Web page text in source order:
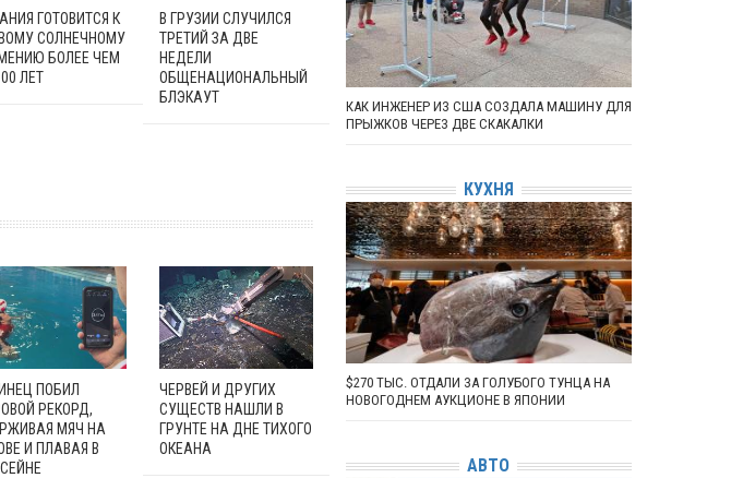
ГОТОВИТСЯ К
СОЛНЕЧНОМУ
БОЛЕЕ ЧЕМ
ЛЕТ
В ГРУЗИИ СЛУЧИЛСЯ
ТРЕТИЙ ЗА ДВЕ
НЕДЕЛИ
ОБЩЕНАЦИОНАЛЬНЫЙ
БЛЭКАУТ
ПОБИЛ
РЕКОРД,
МЯЧ НА
И ПЛАВАЯ В
ЧЕРВЕЙ И ДРУГИХ
СУЩЕСТВ НАШЛИ В
ГРУНТЕ НА ДНЕ ТИХОГО
ОКЕАНА
КАК ИНЖЕНЕР ИЗ США СОЗДАЛА МАШИНУ ДЛЯ
ПРЫЖКОВ ЧЕРЕЗ ДВЕ СКАКАЛКИ
КУХНЯ
$270 ТЫС. ОТДАЛИ ЗА ГОЛУБОГО ТУНЦА НА
НОВОГОДНЕМ АУКЦИОНЕ В ЯПОНИИ
АВТО